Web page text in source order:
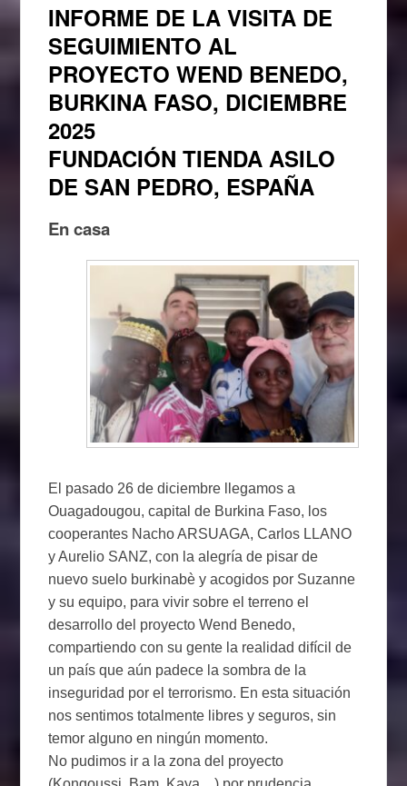
INFORME DE LA VISITA DE
SEGUIMIENTO AL
PROYECTO WEND BENEDO,
BURKINA FASO, DICIEMBRE
2025
FUNDACIÓN TIENDA ASILO
DE SAN PEDRO, ESPAÑA
En casa
El pasado 26 de diciembre llegamos a
Ouagadougou, capital de Burkina Faso, los
cooperantes Nacho ARSUAGA, Carlos LLANO
y Aurelio SANZ, con la alegría de pisar de
nuevo suelo burkinabè y acogidos por Suzanne
y su equipo, para vivir sobre el terreno el
desarrollo del proyecto Wend Benedo,
compartiendo con su gente la realidad difícil de
un país que aún padece la sombra de la
inseguridad por el terrorismo. En esta situación
nos sentimos totalmente libres y seguros, sin
temor alguno en ningún momento.
No pudimos ir a la zona del proyecto